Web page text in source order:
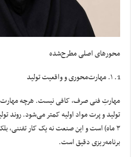
محورهای اصلی مطرح‌شده
۱. مهارت‌محوری و واقعیت تولید
مهارتِ فنی صرف، کافی نیست. هرچه مهارت
۳ ماه) است و این صنعت نه یک کار تفننی،
برنامه‌ریزی دقیق است.